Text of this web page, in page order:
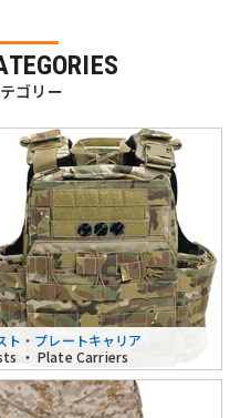
ゴリー
ト・プレートキャリア
・ Plate Carriers